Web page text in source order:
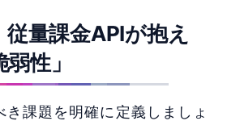
従量課金APIが抱え
性」
き課題を明確に定義しましょ